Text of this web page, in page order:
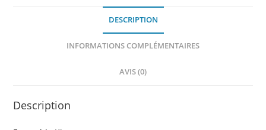
DESCRIPTION
INFORMATIONS COMPLÉMENTAIRES
AVIS (0)
Description